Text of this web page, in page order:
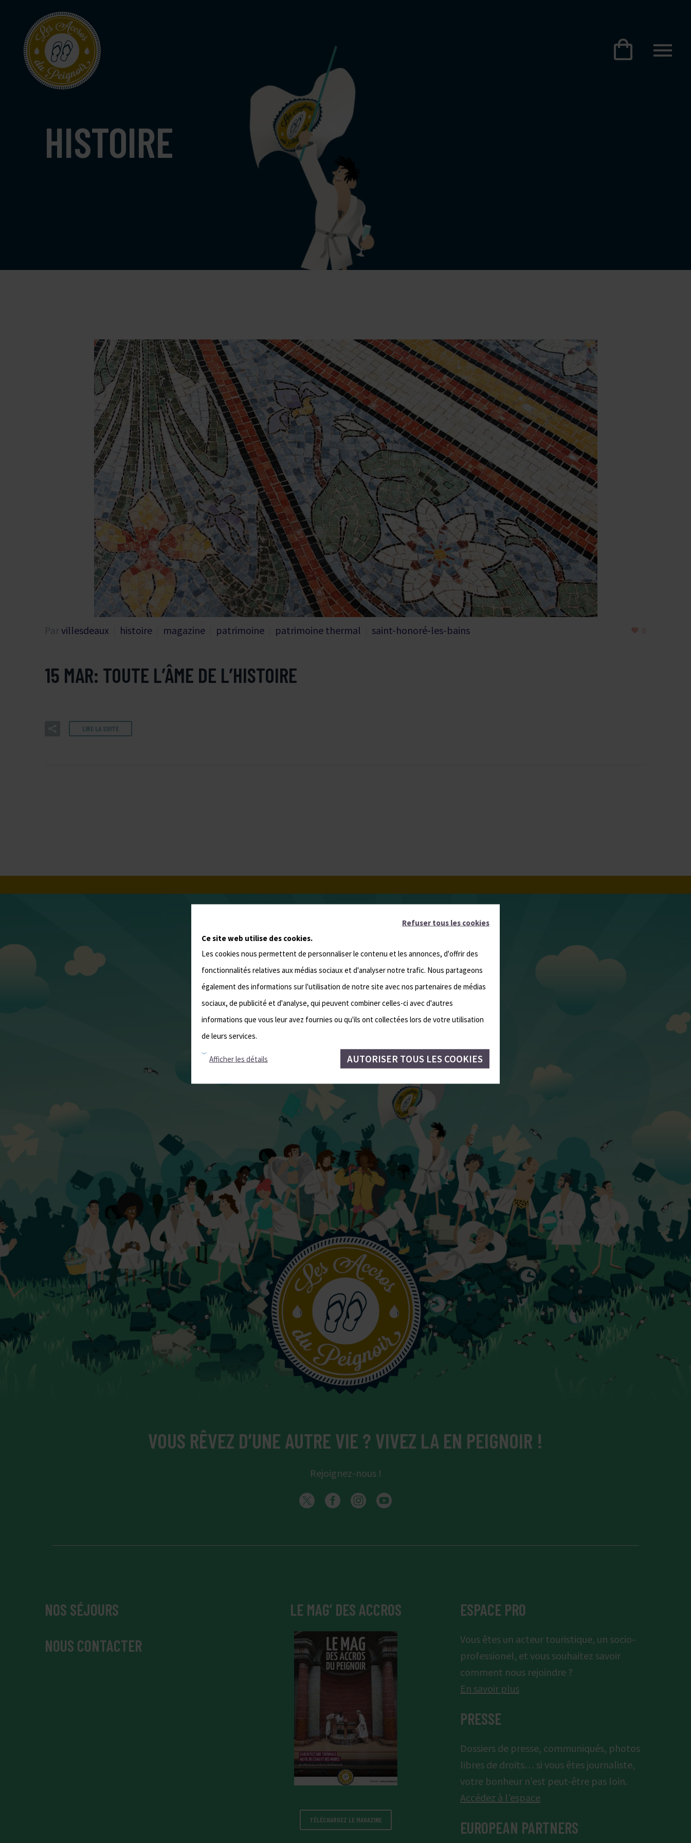
Refuser tous les cookies
Ce site web utilise des cookies.
Les cookies nous permettent de personnaliser le contenu et les annonces, d'offrir des
fonctionnalités relatives aux médias sociaux et d'analyser notre trafic. Nous partageons
également des informations sur l'utilisation de notre site avec nos partenaires de médias
sociaux, de publicité et d'analyse, qui peuvent combiner celles-ci avec d'autres
informations que vous leur avez fournies ou qu'ils ont collectées lors de votre utilisation
de leurs services.
AUTORISER TOUS LES COOKIES
Afficher les détails
HISTOIRE
0
Parvillesdeaux histoire magazine patrimoine patrimoine thermal saint-honoré-les-bains
15 MAR: TOUTE L’ÂME DE L’HISTOIRE
LIRE LA SUITE
VOUS RÊVEZ D’UNE AUTRE VIE ? VIVEZ LA EN PEIGNOIR !
Rejoignez-nous !
NOS SÉJOURS
NOUS CONTACTER
LE MAG’ DES ACCROS
TÉLÉCHARGEZ LE MAGAZINE
ESPACE PRO
Vous êtes un acteur touristique, un socio-
professionel, et vous souhaitez savoir
comment nous rejoindre ?
En savoir plus
PRESSE
Dossiers de presse, communiqués, photos
libres de droits… si vous êtes journaliste,
votre bonheur n’est peut-être pas loin.
Accédez à l’espace
EUROPEAN PARTNERS